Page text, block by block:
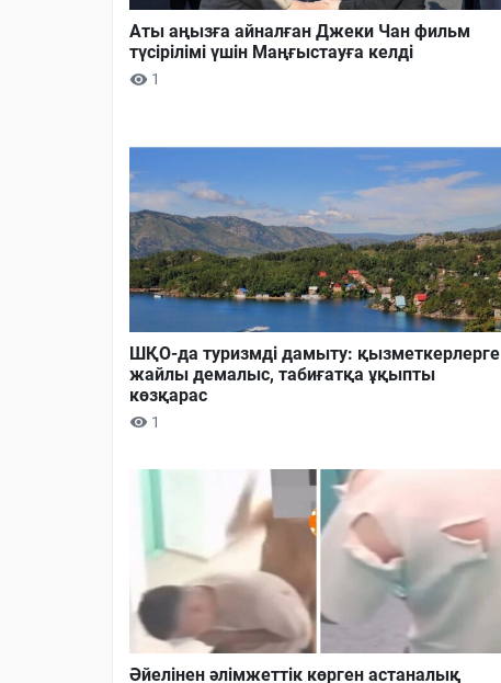
Аты аңызға айналған Джеки Чан фильм
түсірілімі үшін Маңғыстауға келді
1
ШҚО-да туризмді дамыту: қызметкерлерге
жайлы демалыс, табиғатқа ұқыпты
көзқарас
1
Әйелінен әлімжеттік көрген астаналық